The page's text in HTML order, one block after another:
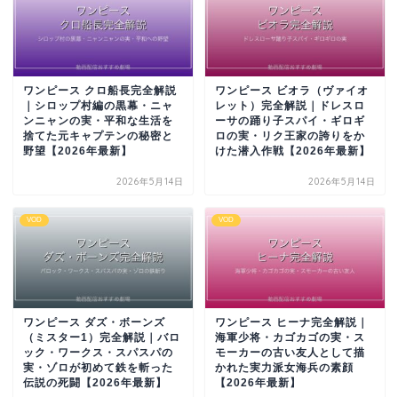
ワンピース クロ船長完全解説
｜シロップ村編の黒幕・ニャ
ンニャンの実・平和な生活を
捨てた元キャプテンの秘密と
野望【2026年最新】
2026年5月14日
ワンピース ビオラ（ヴァイオ
レット）完全解説｜ドレスロ
ーサの踊り子スパイ・ギロギ
ロの実・リク王家の誇りをか
けた潜入作戦【2026年最新】
2026年5月14日
VOD
ワンピース ダズ・ボーンズ
（ミスター1）完全解説｜バロ
ック・ワークス・スパスパの
実・ゾロが初めて鉄を斬った
伝説の死闘【2026年最新】
VOD
ワンピース ヒーナ完全解説｜
海軍少将・カゴカゴの実・ス
モーカーの古い友人として描
かれた実力派女海兵の素顔
【2026年最新】